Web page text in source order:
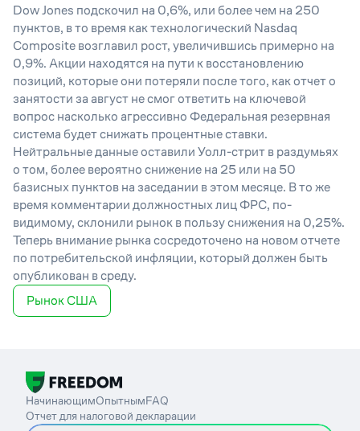
Dow Jones подскочил на 0,6%, или более чем на 250
пунктов, в то время как технологический Nasdaq
Composite возглавил рост, увеличившись примерно на
0,9%. Акции находятся на пути к восстановлению
позиций, которые они потеряли после того, как отчет о
занятости за август не смог ответить на ключевой
вопрос насколько агрессивно Федеральная резервная
система будет снижать процентные ставки.
Нейтральные данные оставили Уолл-стрит в раздумьях
о том, более вероятно снижение на 25 или на 50
базисных пунктов на заседании в этом месяце. В то же
время комментарии должностных лиц ФРС, по-
видимому, склонили рынок в пользу снижения на 0,25%.
Теперь внимание рынка сосредоточено на новом отчете
по потребительской инфляции, который должен быть
опубликован в среду.
Рынок США
НачинающимОпытнымFAQ
Отчет для налоговой декларации